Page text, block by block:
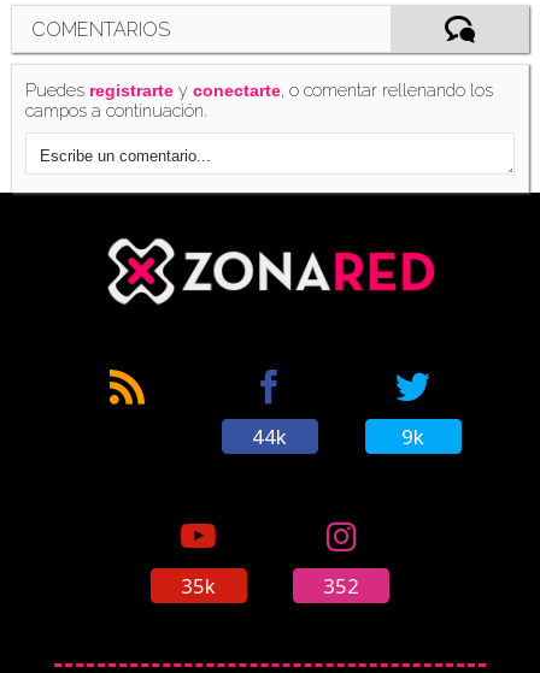
COMENTARIOS
Puedes registrarte yconectarte, o comentar rellenando los
campos a continuación.
44k 9k
35k 352